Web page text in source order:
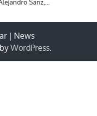
Sanz,…
| News
WordPress